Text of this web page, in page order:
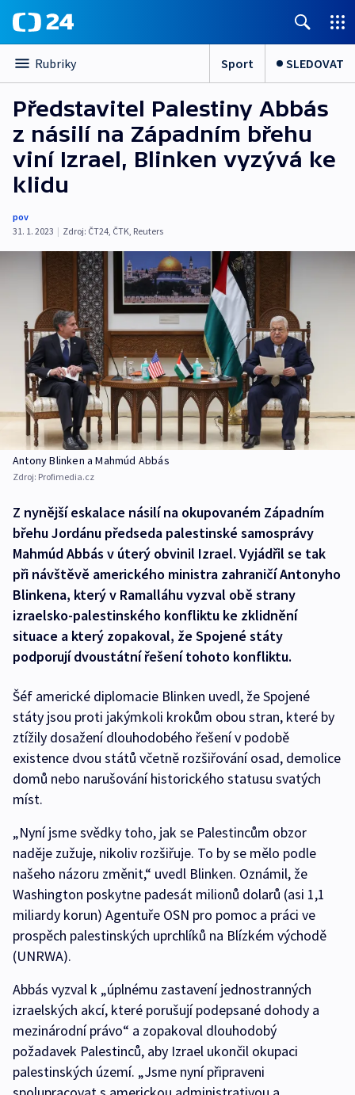
Rubriky Sport SLEDOVAT
Představitel Palestiny Abbás
z násilí na Západním břehu
viní Izrael, Blinken vyzývá ke
klidu
pov
31. 1. 2023 | Zdroj: ČT24, ČTK, Reuters
Antony Blinken a Mahmúd Abbás
Zdroj: Profimedia.cz
Z nynější eskalace násilí na okupovaném Západním
břehu Jordánu předseda palestinské samosprávy
Mahmúd Abbás v úterý obvinil Izrael. Vyjádřil se tak
při návštěvě amerického ministra zahraničí Antonyho
Blinkena, který v Ramalláhu vyzval obě strany
izraelsko-palestinského konfliktu ke zklidnění
situace a který zopakoval, že Spojené státy
podporují dvoustátní řešení tohoto konfliktu.
Šéf americké diplomacie Blinken uvedl, že Spojené
státy jsou proti jakýmkoli krokům obou stran, které by
ztížily dosažení dlouhodobého řešení v podobě
existence dvou států včetně rozšiřování osad, demolice
domů nebo narušování historického statusu svatých
míst.
„Nyní jsme svědky toho, jak se Palestincům obzor
naděje zužuje, nikoliv rozšiřuje. To by se mělo podle
našeho názoru změnit,“ uvedl Blinken. Oznámil, že
Washington poskytne padesát milionů dolarů (asi 1,1
miliardy korun) Agentuře OSN pro pomoc a práci ve
prospěch palestinských uprchlíků na Blízkém východě
(UNRWA).
Abbás vyzval k „úplnému zastavení jednostranných
izraelských akcí, které porušují podepsané dohody a
mezinárodní právo“ a zopakoval dlouhodobý
požadavek Palestinců, aby Izrael ukončil okupaci
palestinských území. „Jsme nyní připraveni